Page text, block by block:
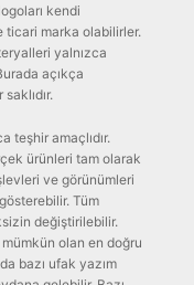
kendi
ticari marka olabilirler.
yalnızca
açıkça
teşhir amaçlıdır.
ürünleri tam olarak
ve görünümleri
Tüm
değiştirilebilir.
mümkün olan en doğru
bazı ufak yazım